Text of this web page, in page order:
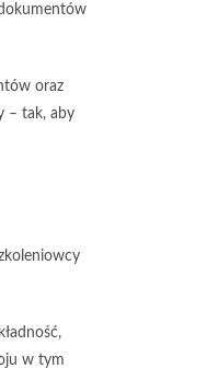
oraz
– tak, aby
w tym